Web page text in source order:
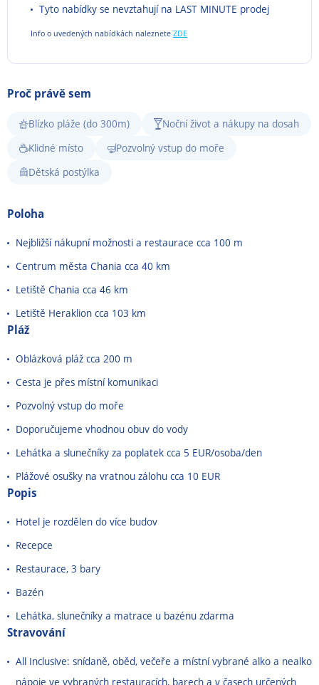
Tyto nabídky se nevztahují na LAST MINUTE prodej
Info o uvedených nabídkách naleznete ZDE
Proč právě sem
Blízko pláže (do 300m)
Noční život a nákupy na dosah
Klidné místo
Pozvolný vstup do moře
Dětská postýlka
Poloha
Nejbližší nákupní možnosti a restaurace cca 100 m
Centrum města Chania cca 40 km
Letiště Chania cca 46 km
Letiště Heraklion cca 103 km
Pláž
Oblázková pláž cca 200 m
Cesta je přes místní komunikaci
Pozvolný vstup do moře
Doporučujeme vhodnou obuv do vody
Lehátka a slunečníky za poplatek cca 5 EUR/osoba/den
Plážové osušky na vratnou zálohu cca 10 EUR
Popis
Hotel je rozdělen do více budov
Recepce
Restaurace, 3 bary
Bazén
Lehátka, slunečníky a matrace u bazénu zdarma
Stravování
All Inclusive: snídaně, oběd, večeře a místní vybrané alko a nealko
nápoje ve vybraných restauracích, barech a v časech určených